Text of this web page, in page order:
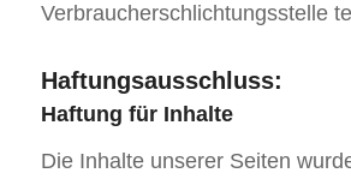
Verbraucherschlichtungsstelle
Haftungsausschluss:
Haftung für Inhalte
Die Inhalte unserer Seiten